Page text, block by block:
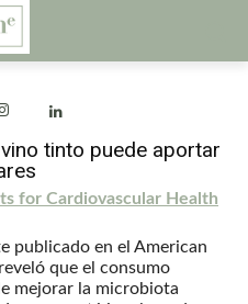
tinto puede aportar
for Cardiovascular Health
publicado en el American
que el consumo
mejorar la microbiota